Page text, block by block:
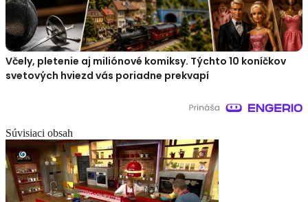
Včely, pletenie aj miliónové komiksy. Týchto 10 koníčkov
svetových hviezd vás poriadne prekvapí
Súvisiaci obsah